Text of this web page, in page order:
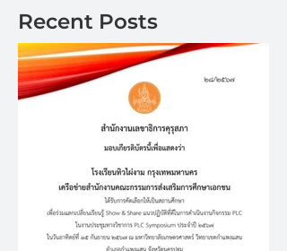
Recent Posts